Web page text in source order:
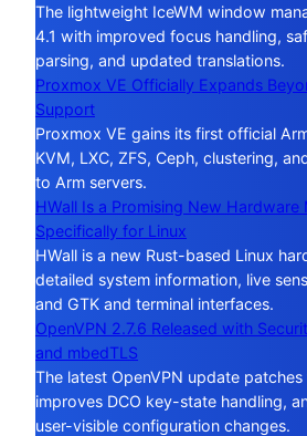
The lightweight IceWM window
4.1 with improved focus handling,
parsing, and updated translations.
Proxmox VE Officially Expands
Support
Proxmox VE gains its first official
KVM, LXC, ZFS, Ceph, clustering,
to Arm servers.
HWall Is a Promising New Hardware
Specifically for Linux
HWall is a new Rust-based Linux
detailed system information, live
and GTK and terminal interfaces.
OpenVPN 2.7.6 Released with
and mbedTLS
The latest OpenVPN update
improves DCO key-state handling,
user-visible configuration changes.